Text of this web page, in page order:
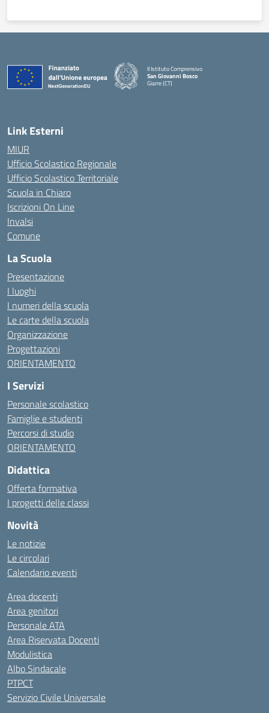
II Istituto Comprensivo
San Giovanni Bosco
Giarre (CT)
Link Esterni
MIUR
Ufficio Scolastico Regionale
Ufficio Scolastico Territoriale
Scuola in Chiaro
Iscrizioni On Line
Invalsi
Comune
La Scuola
Presentazione
I luoghi
I numeri della scuola
Le carte della scuola
Organizzazione
Progettazioni
ORIENTAMENTO
I Servizi
Personale scolastico
Famiglie e studenti
Percorsi di studio
ORIENTAMENTO
Didattica
Offerta formativa
I progetti delle classi
Novità
Le notizie
Le circolari
Calendario eventi
Area docenti
Area genitori
Personale ATA
Area Riservata Docenti
Modulistica
Albo Sindacale
PTPCT
Servizio Civile Universale